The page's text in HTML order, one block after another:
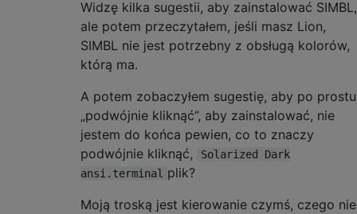
Widzę kilka sugestii, aby zainstalować SIMBL,
ale potem przeczytałem, jeśli masz Lion,
SIMBL nie jest potrzebny z obsługą kolorów,
którą ma.
A potem zobaczyłem sugestię, aby po prostu
„podwójnie kliknąć”, aby zainstalować, nie
jestem do końca pewien, co to znaczy
podwójnie kliknąć,
Solarized Dark
ansi.terminal plik?
Moją troską jest kierowanie czymś, czego nie